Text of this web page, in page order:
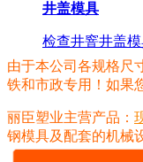
井盖模具
检查井窨井盖
由于本公司各规格尺
铁和市政专用！如果
丽臣塑业主营产品：
钢模具及配套的机械